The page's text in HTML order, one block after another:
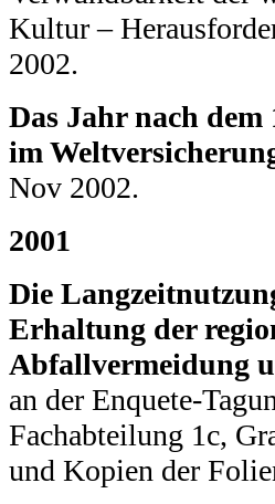
Kultur –
2002.
Das Jahr nach dem
im
Nov 2002.
2001
Die
Erhaltung der
Abfallvermeidung
an der Enquete-
Fachabteilung 1c,
und Kopien der